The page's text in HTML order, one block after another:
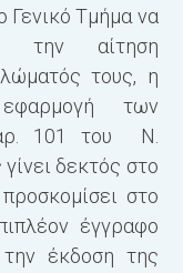
Γενικό Τμήμα να
την αίτηση
τους, η
των
101 του Ν.
δεκτός στο
στο
έγγραφο
την έκδοση της